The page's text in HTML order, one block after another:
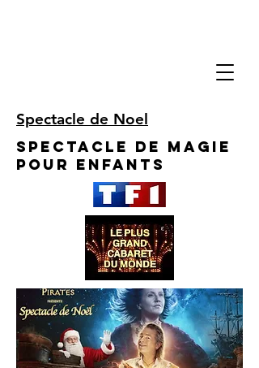
Spectacle de Noel
Spectacle de Magie
pour enfants